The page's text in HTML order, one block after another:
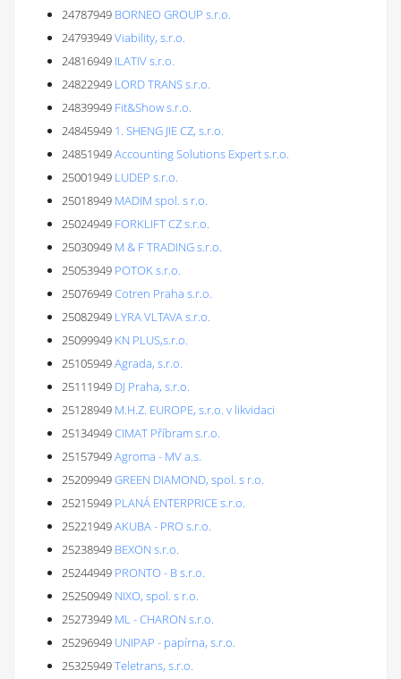
24787949 BORNEO GROUP s.r.o.
24793949Viability, s.r.o.
24816949 ILATIV s.r.o.
24822949 LORD TRANS s.r.o.
24839949 Fit&Show s.r.o.
24845949 1. SHENG JIE CZ, s.r.o.
24851949Accounting Solutions Expert s.r.o.
25001949 LUDEP s.r.o.
25018949 MADIM spol. s r.o.
25024949 FORKLIFT CZ s.r.o.
25030949 M & F TRADING s.r.o.
25053949 POTOK s.r.o.
25076949Cotren Praha s.r.o.
25082949 LYRA VLTAVA s.r.o.
25099949 KN PLUS,s.r.o.
25105949Agrada, s.r.o.
25111949 DJ Praha, s.r.o.
25128949 M.H.Z. EUROPE, s.r.o. v likvidaci
25134949CIMAT Příbram s.r.o.
25157949Agroma - MV a.s.
25209949GREEN DIAMOND, spol. s r.o.
25215949 PLANÁ ENTERPRICE s.r.o.
25221949AKUBA - PRO s.r.o.
25238949 BEXON s.r.o.
25244949 PRONTO - B s.r.o.
25250949 NIXO, spol. s r.o.
25273949 ML - CHARON s.r.o.
25296949 UNIPAP - papírna, s.r.o.
25325949Teletrans, s.r.o.